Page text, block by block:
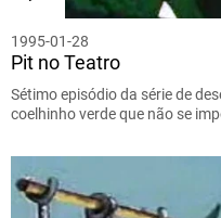
1995-01-28
Pit no Teatro
Sétimo episódio da série de
coelhinho verde que não se